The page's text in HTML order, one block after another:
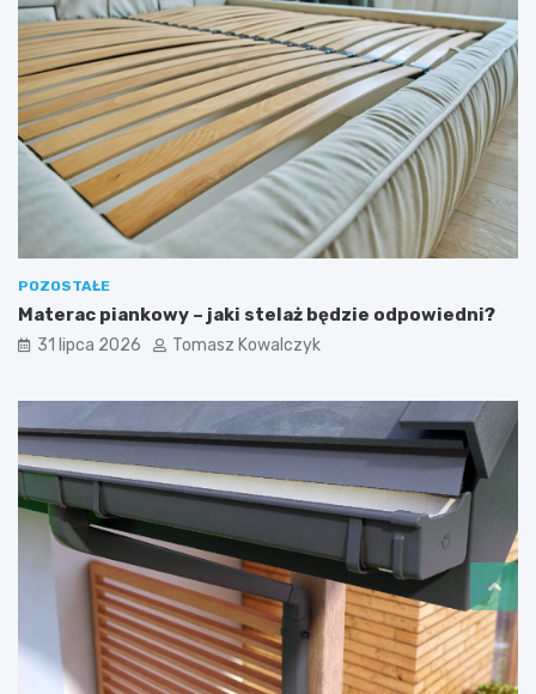
POZOSTAŁE
Materac piankowy – jaki stelaż będzie odpowiedni?
31 lipca 2026 Tomasz Kowalczyk